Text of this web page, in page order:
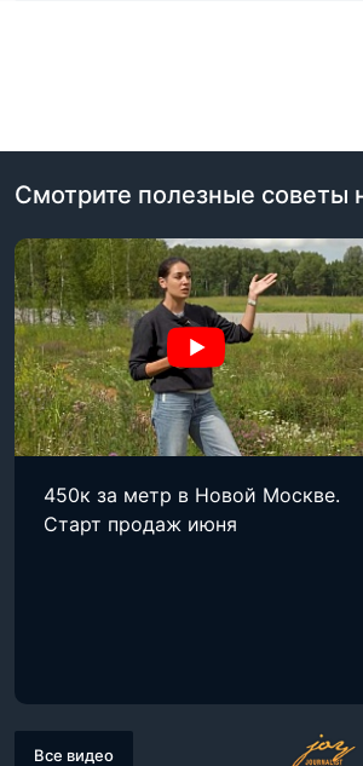
Смотрите полезные советы
450к за метр в Новой Москве.
Старт продаж июня
Все видео